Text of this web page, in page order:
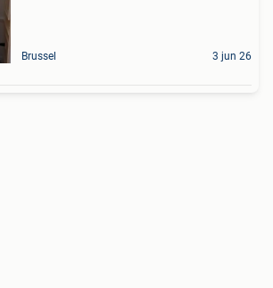
Brussel 3 jun 26